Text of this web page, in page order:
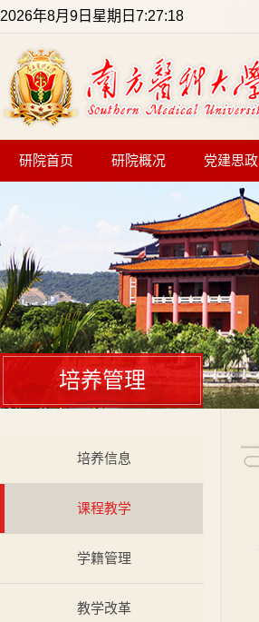
2026年8月9日星期日7:27:18
研院首页 研院概况 党建思政
培养管理
培养信息
课程教学
学籍管理
教学改革